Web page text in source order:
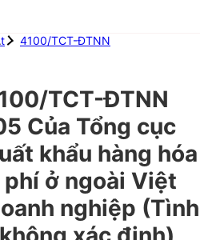
4100/TCT-ĐTNN
TCT-ĐTNN
Của Tổng cục
khẩu hàng hóa
ở ngoài Việt
nghiệp (Tình